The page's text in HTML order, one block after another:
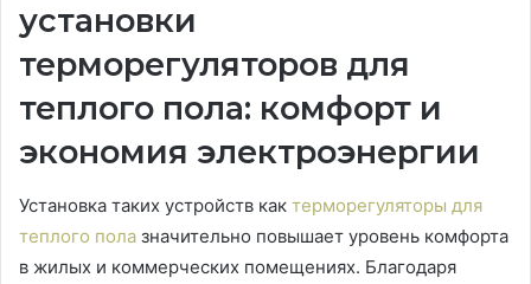
установки
терморегуляторов для
теплого пола: комфорт и
экономия электроэнергии
Установка таких устройств как терморегуляторы для
теплого пола значительно повышает уровень комфорта
в жилых и коммерческих помещениях. Благодаря